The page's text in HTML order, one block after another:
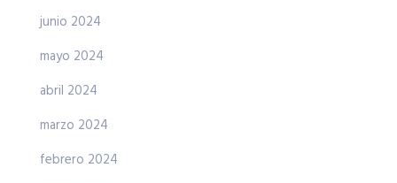
junio 2024
mayo 2024
abril 2024
marzo 2024
febrero 2024